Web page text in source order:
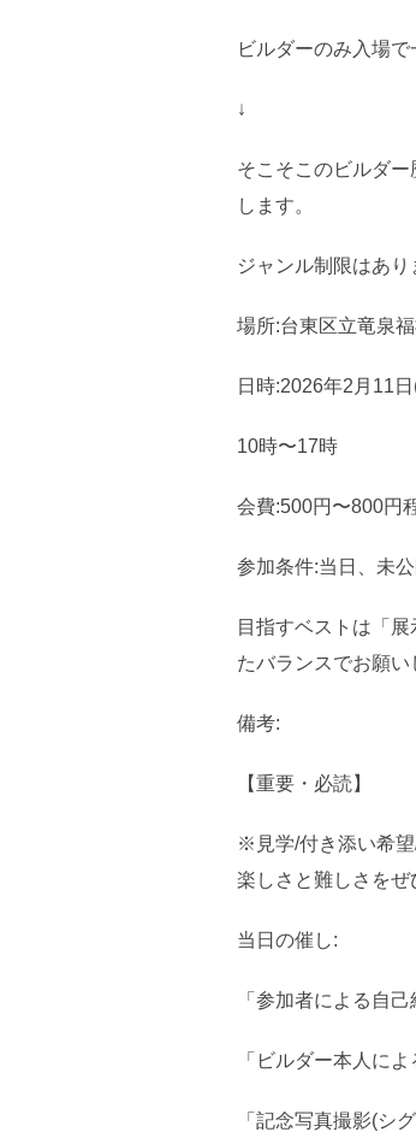
ビルダーのみ入場で
↓
そこそこのビルダ
します。
ジャンル制限はあり
場所:台東区立竜泉
日時:2026年2月11
10時〜17時
会費:500円〜800円
参加条件:当日、未
目指すベストは「
たバランスでお願い
備考:
【重要・必読】
※見学/付き添い希
楽しさと難しさをぜ
当日の催し:
「参加者による自己
「ビルダー本人に
「記念写真撮影(シ